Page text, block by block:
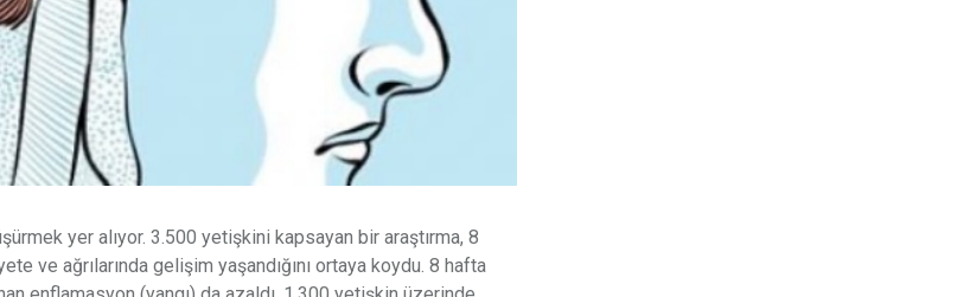
yer alıyor. 3.500 yetişkini kapsayan bir araştırma, 8
ve ağrılarında gelişim yaşandığını ortaya koydu. 8 hafta